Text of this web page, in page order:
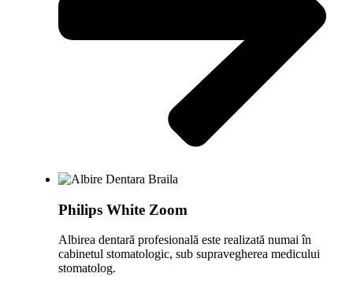
Philips White Zoom
Albirea dentară profesională este realizată numai în
cabinetul stomatologic, sub supravegherea medicului
stomatolog.